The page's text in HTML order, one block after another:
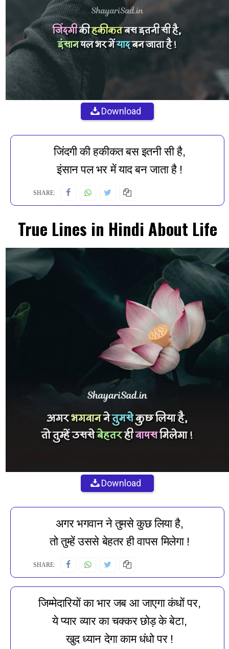
Download
जिंदगी की हकीकत बस इतनी सी है,
इंसान पल भर में याद बन जाता है !
SHARE:
True Lines in Hindi About Life
Download
अगर भगवान ने तुमसे कुछ लिया है,
तो तुम्हें उससे बेहतर ही वापस मिलेगा !
SHARE:
जिम्मेदारियों का भार जब आ जाएगा कंधों पर,
ये प्यार व्यार का चक्कर छोड़ के बेटा,
खुद ध्यान देगा काम धंधो पर !